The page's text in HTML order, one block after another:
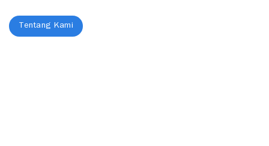
Tentang Kami